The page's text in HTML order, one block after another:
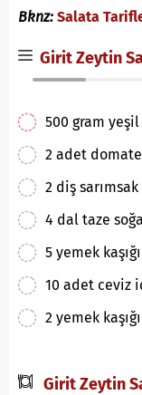
Bknz: Salata
Girit Zeytin
500 gram
2 adet
2 diş sarımsak
4 dal taze
5 yemek
10 adet ceviz
2 yemek
Girit Zeytin